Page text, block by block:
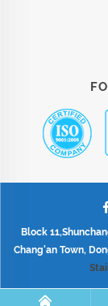
Block
Chang'an Town,